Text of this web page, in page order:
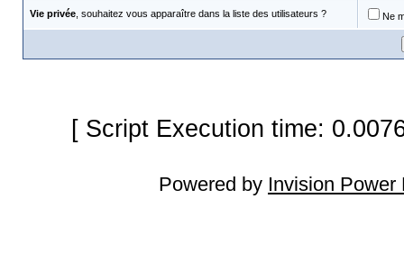
Vie privée, souhaitez vous apparaître dans la liste des utilisateurs ? Ne
[ Script Execution time:
Powered by Invision Power